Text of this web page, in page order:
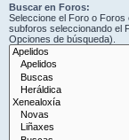
Buscar en Foros:
Seleccione el Foro o Foros
subforos seleccionando el
Opciones de búsqueda).